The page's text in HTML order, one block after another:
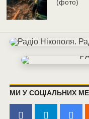
(фото)
МИ У СОЦІАЛЬНИХ